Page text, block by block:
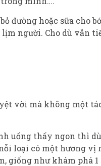
đường hoặc sữa cho
người. Cho dù vẫn
vời mà không một
uống thấy ngon thì
loại có một hương
như khám phá